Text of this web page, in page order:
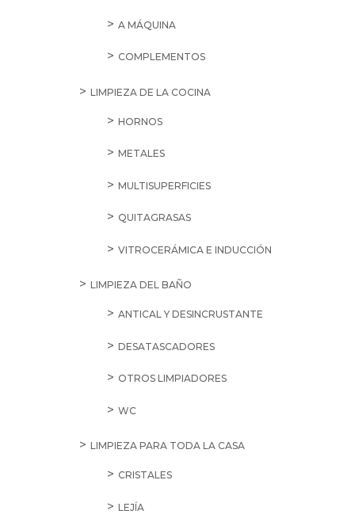
A MÁQUINA
COMPLEMENTOS
LIMPIEZA DE LA COCINA
HORNOS
METALES
MULTISUPERFICIES
QUITAGRASAS
VITROCERÁMICA E INDUCCIÓN
LIMPIEZA DEL BAÑO
ANTICAL Y DESINCRUSTANTE
DESATASCADORES
OTROS LIMPIADORES
WC
LIMPIEZA PARA TODA LA CASA
CRISTALES
LEJÍA